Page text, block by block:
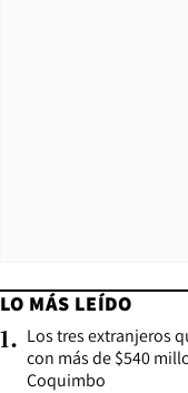
LO MÁS LEÍDO
1. Los tres extranjeros
con más de $540
Coquimbo